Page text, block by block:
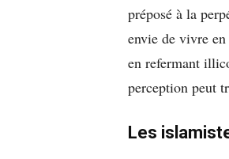
préposé à la
envie de vivre
en refermant
perception peut
Les